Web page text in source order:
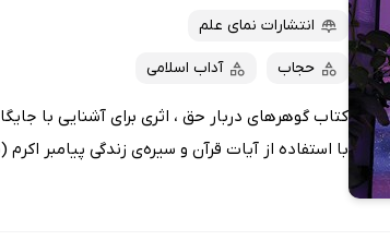
پرفروش‌ها
پربحث‌ها
انتشارات نمای علم
حجاب آداب اسلامی
کتاب گوهرهای دربار حق ، اثری برای آشنایی با
با استفاده از آیات قرآن و سیره‌ی زندگی پیامبر